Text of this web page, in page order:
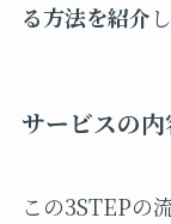
る方法を紹介
サービスの
この3STEPの